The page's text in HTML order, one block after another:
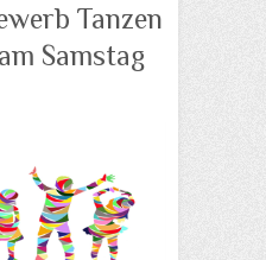
Tanzen
Samstag